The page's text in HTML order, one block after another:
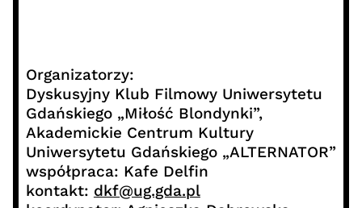
Organizatorzy:
Dyskusyjny Klub Filmowy Uniwersytetu
Gdańskiego „Miłość Blondynki”,
Akademickie Centrum Kultury
Uniwersytetu Gdańskiego „ALTERNATOR”
współpraca: Kafe Delfin
kontakt: dkf@ug.gda.pl